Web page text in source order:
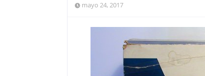
mayo 24, 2017